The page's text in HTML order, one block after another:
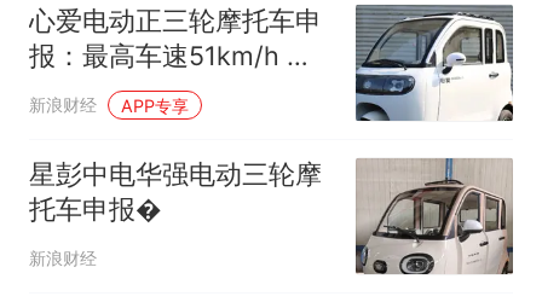
心爱电动正三轮摩托车申
报：最高车速51km/h 代
步实用性够吗？
新浪财经 APP专享
星彭中电华强电动三轮摩
托车申报�
新浪财经